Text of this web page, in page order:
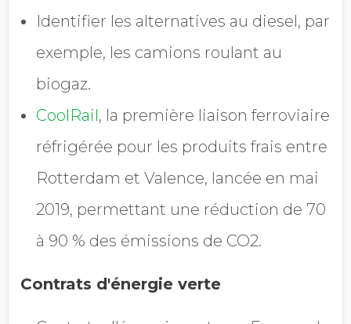
Identifier les alternatives au diesel, par
exemple, les camions roulant au
biogaz.
CoolRail, la première liaison ferroviaire
réfrigérée pour les produits frais entre
Rotterdam et Valence, lancée en mai
2019, permettant une réduction de 70
à 90 % des émissions de CO2.
Contrats d'énergie verte